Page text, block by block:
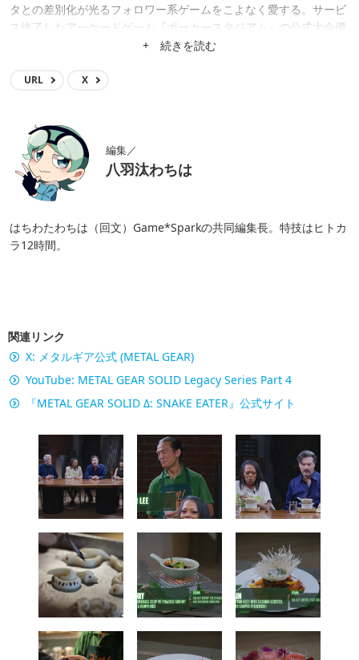
タとの差別化が光るフォロワー系ゲームをこよなく愛する。サービ
ス終了したアーケードゲーム『ポーカースタジアム』の公式大会優
勝という凄いんだか凄くないんだかわからない肩書きも持つ。
+ 続きを読む
URL X
編集／
八羽汰わちは
はちわたわちは（回文）Game*Sparkの共同編集長。特技はヒトカ
ラ12時間。
関連リンク
X: メタルギア公式 (METAL GEAR)
YouTube: METAL GEAR SOLID Legacy Series Part 4
『METAL GEAR SOLID Δ: SNAKE EATER』公式サイト